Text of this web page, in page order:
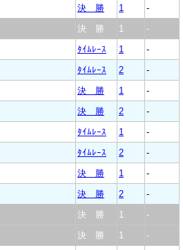
決 勝 1
-
決 勝 1
-
ﾀｲﾑﾚｰｽ 1
-
ﾀｲﾑﾚｰｽ 2
-
決 勝 1
-
決 勝 2
-
ﾀｲﾑﾚｰｽ 1
-
ﾀｲﾑﾚｰｽ 2
-
決 勝 1
-
決 勝 2
-
決 勝 1
-
決 勝 1
-